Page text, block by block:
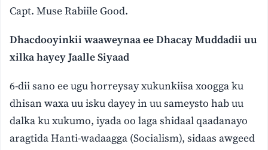
Capt. Muse Rabiile Good.
Dhacdooyinkii waaweynaa ee Dhacay Muddadii uu
xilka hayey Jaalle Siyaad
6-dii sano ee ugu horreysay xukunkiisa xoogga ku
dhisan waxa uu isku dayey in uu sameysto hab uu
dalka ku xukumo, iyada oo laga shidaal qaadanayo
aragtida Hanti-wadaagga (Socialism), sidaas awgeed